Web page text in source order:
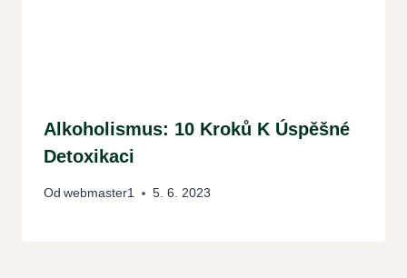
Alkoholismus: 10 Kroků K Úspěšné
Detoxikaci
Od webmaster1 5. 6. 2023